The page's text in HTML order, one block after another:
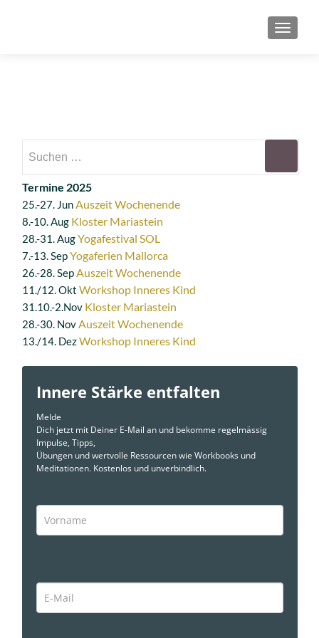
nach:
Termine 2025
25.-27. JunAuszeit Wochenende
8.-10. Aug Kloster Mariastein
28.-31. AugYogafestival SOL
7.-13. SepYogaferien Mallorca
26.-28. SepAuszeit Wochenende
11./12. Okt Workshop Inneres Kind
31.10.-2.Nov Kloster Mariastein
28.-30. NovAuszeit Wochenende
13./14. DezWorkshop Inneres Kind
Innere Stärke entfalten
Melde
Dich jetzt mit Deiner E-Mail an und bekomme regelmässig
Impulse, Tipps,
Übungen und wertvolle Ressourcen wie Workbooks und
Meditationen. Kostenlos und unverbindlich.